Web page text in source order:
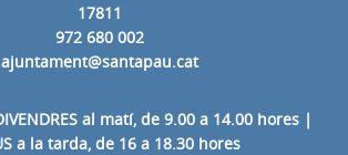
17811
972 680 002
ajuntament@santapau.cat
al matí, de 9.00 a 14.00 hores |
a la tarda, de 16 a 18.30 hores